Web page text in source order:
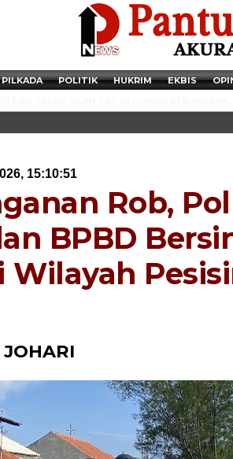
PILKADA POLITIK HUKRIM EKBIS
15:10:51
Rob,
BPBD
Wilayah